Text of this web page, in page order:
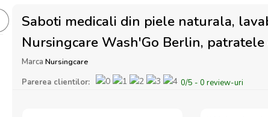
Saboti medicali din piele naturala,
Nursingcare Wash'Go Berlin,
Marca Nursingcare
Parerea clientilor: 0/5 - 0 review-uri